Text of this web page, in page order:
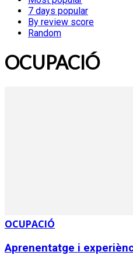
7 days popular
By review score
Random
OCUPACIÓ
OCUPACIÓ
Aprenentatge i